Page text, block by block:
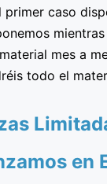
primer caso
mes a
todo el
en